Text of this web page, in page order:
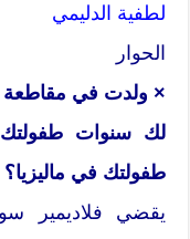
لطفية الدليمي
الحوار
لك سنوات طفولتك
طفولتك في ماليزيا؟
يقضي فلاديمير